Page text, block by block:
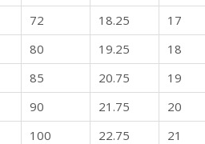
72 18.25 17
80 19.25 18
85 20.75 19
90 21.75 20
100 22.75 21